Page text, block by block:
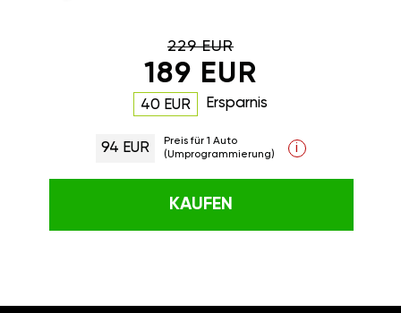
229 EUR
189 EUR
40 EUR Ersparnis
94 EUR
Preis für 1 Auto
(Umprogrammierung)
i
KAUFEN